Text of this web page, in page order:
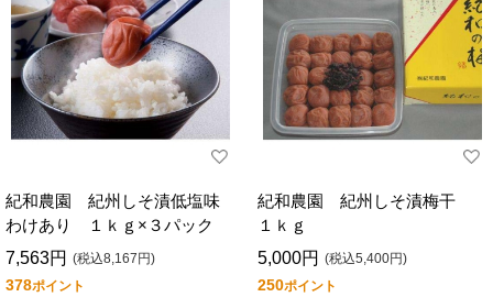
紀和農園 紀州しそ漬低塩味
わけあり １ｋｇ×３パック
7,563円 (税込8,167円)
378ポイント
紀和農園 紀州しそ漬梅干
１ｋｇ
5,000円 (税込5,400円)
250ポイント